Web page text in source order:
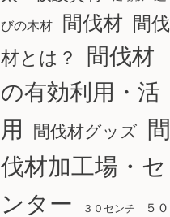
びの木材 間伐材 間伐
材とは？
間伐材
の有効利用・活
用
間伐材グッズ
間
伐材加工場・セ
ンター
３０センチ ５０